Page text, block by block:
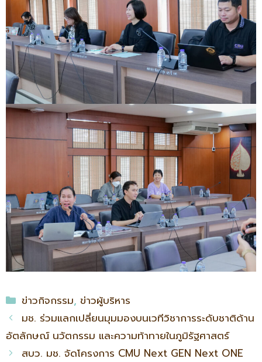
ข่าวกิจกรรม, ข่าวผู้บริหาร
มช. ร่วมแลกเปลี่ยนมุมมองบนเวทีวิชาการระดับชาติด้าน
อัตลักษณ์ นวัตกรรม และความท้าทายในภูมิรัฐศาสตร์
สบว. มช. จัดโครงการ CMU Next GEN Next ONE